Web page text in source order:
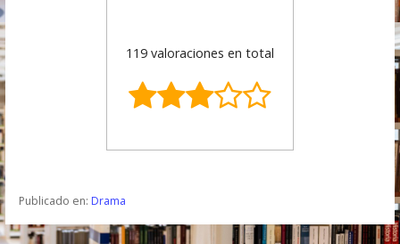
119 valoraciones en total
Publicado en: Drama